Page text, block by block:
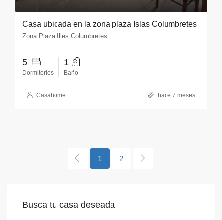
Casa ubicada en la zona plaza Islas Columbretes
Zona Plaza Illes Columbretes
5
Dormitorios
1
Baño
Casahome hace 7 meses
1 2
Busca tu casa deseada